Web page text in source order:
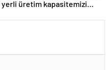
yerli üretim kapasitemizi